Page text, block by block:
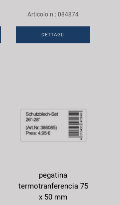
Articolo n.: 084874
DETTAGLI
pegatina
termotranferencia 75
x 50 mm